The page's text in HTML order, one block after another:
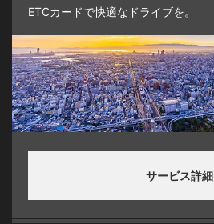
ETCカードで快適なドライブを。
サービス詳細